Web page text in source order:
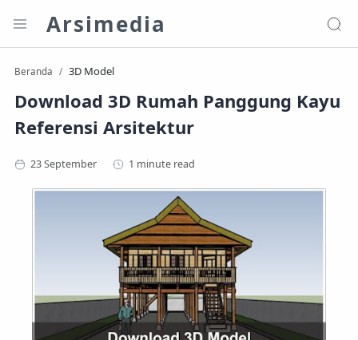
Arsimedia
Beranda 3D Model
Download 3D Rumah Panggung Kayu
Referensi Arsitektur
1 minute read